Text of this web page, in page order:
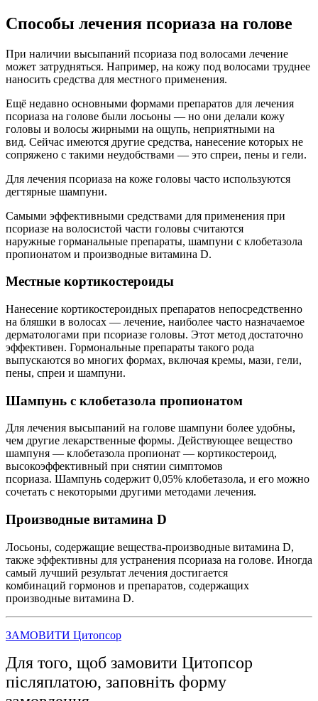
Способы лечения псориаза на голове
При наличии высыпаний псориаза под волосами лечение
может затрудняться. Например, на кожу под волосами труднее
наносить средства для местного применения.
Ещё недавно основными формами препаратов для лечения
псориаза на голове были лосьоны — но они делали кожу
головы и волосы жирными на ощупь, неприятными на
вид. Сейчас имеются другие средства, нанесение которых не
сопряжено с такими неудобствами — это спреи, пены и гели.
Для лечения псориаза на коже головы часто используются
дегтярные шампуни.
Самыми эффективными средствами для применения при
псориазе на волосистой части головы считаются
наружные горманальные препараты, шампуни с клобетазола
пропионатом и производные витамина D.
Местные кортикостероиды
Нанесение кортикостероидных препаратов непосредственно
на бляшки в волосах — лечение, наиболее часто назначаемое
дерматологами при псориазе головы. Этот метод достаточно
эффективен. Гормональные препараты такого рода
выпускаются во многих формах, включая кремы, мази, гели,
пены, спреи и шампуни.
Шампунь с клобетазола пропионатом
Для лечения высыпаний на голове шампуни более удобны,
чем другие лекарственные формы. Действующее вещество
шампуня — клобетазола пропионат — кортикостероид,
высокоэффективный при снятии симптомов
псориаза. Шампунь содержит 0,05% клобетазола, и его можно
сочетать с некоторыми другими методами лечения.
Производные витамина D
Лосьоны, содержащие вещества-производные витамина D,
также эффективны для устранения псориаза на голове. Иногда
самый лучший результат лечения достигается
комбинаций гормонов и препаратов, содержащих
производные витамина D.
ЗАМОВИТИ Цитопсор
Для того, щоб замовити Цитопсор
післяплатою, заповніть форму